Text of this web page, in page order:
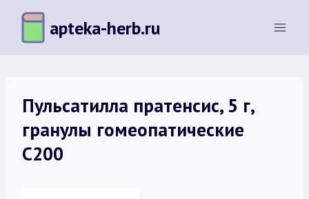
Перейти
содержимому
apteka-herb.ru
Пульсатилла пратенсис, 5 г,
гранулы гомеопатические
C200